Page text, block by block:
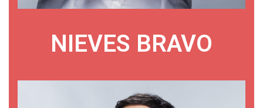
NIEVES BRAVO